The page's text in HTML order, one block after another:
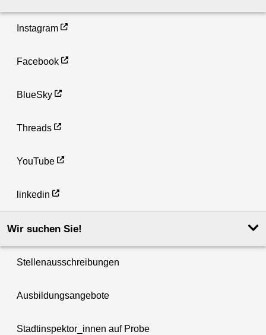
Instagram
Facebook
BlueSky
Threads
YouTube
linkedin
Wir suchen Sie!
Stellenausschreibungen
Ausbildungsangebote
Stadtinspektor_innen auf Probe